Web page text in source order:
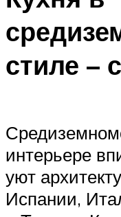
стиле –
интерьере
уют
Испании,